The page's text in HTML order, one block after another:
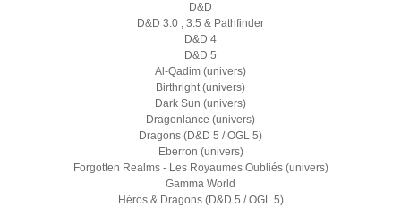
D&D
D&D 3.0 , 3.5 & Pathfinder
D&D 4
D&D 5
Al-Qadim (univers)
Birthright (univers)
Dark Sun (univers)
Dragonlance (univers)
Dragons (D&D 5 / OGL 5)
Eberron (univers)
Forgotten Realms - Les Royaumes Oubliés (univers)
Gamma World
Héros & Dragons (D&D 5 / OGL 5)